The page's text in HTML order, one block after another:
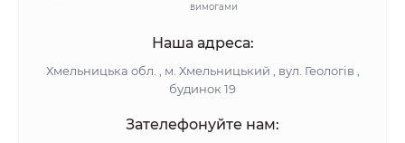
вимогами
Наша адреса:
Хмельницька обл. , м. Хмельницький , вул. Геологів ,
будинок 19
Зателефонуйте нам: